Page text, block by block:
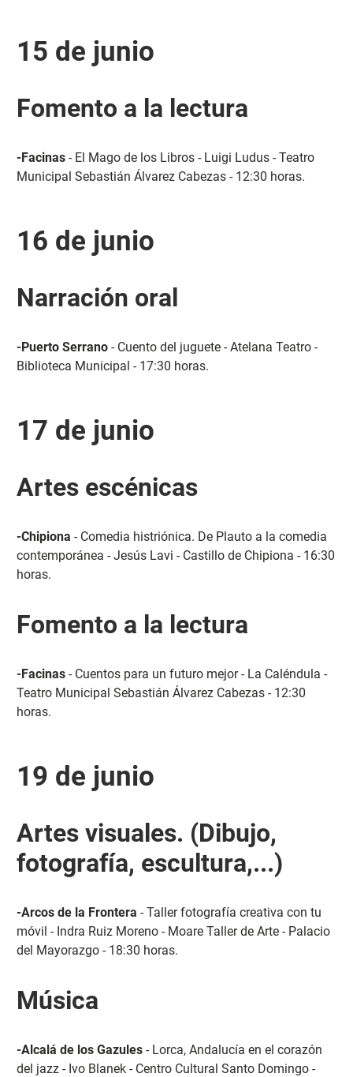
15 de junio
Fomento a la lectura
-Facinas- El Mago de los Libros - Luigi Ludus - Teatro
Municipal Sebastián Álvarez Cabezas - 12:30 horas.
16 de junio
Narración oral
-Puerto Serrano- Cuento del juguete - Atelana Teatro -
Biblioteca Municipal - 17:30 horas.
17 de junio
Artes escénicas
-Chipiona - Comedia histriónica. De Plauto a la comedia
contemporánea - Jesús Lavi - Castillo de Chipiona - 16:30
horas.
Fomento a la lectura
-Facinas- Cuentos para un futuro mejor - La Caléndula -
Teatro Municipal Sebastián Álvarez Cabezas - 12:30
horas.
19 de junio
Artes visuales. (Dibujo,
fotografía, escultura,...)
-Arcos de la Frontera - Taller fotografía creativa con tu
móvil - Indra Ruiz Moreno - Moare Taller de Arte - Palacio
del Mayorazgo - 18:30 horas.
Música
-Alcalá de los Gazules- Lorca, Andalucía en el corazón
del jazz - Ivo Blanek - Centro Cultural Santo Domingo -